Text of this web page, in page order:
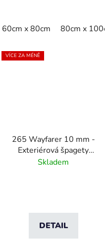
120cm x linm 122cm
60cm x 80cm 80cm x
VÍCE ZA MÉNĚ
265 Wayfarer 10 mm -
Exteriérová špagety
rohož s podkladem
Skladem
DETAIL